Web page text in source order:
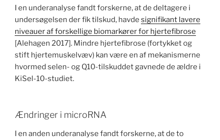
I en underanalyse fandt forskerne, at de deltagere i
undersøgelsen der fik tilskud, havde signifikant lavere
niveauer af forskellige biomarkører for hjertefibrose
[Alehagen 2017]. Mindre hjertefibrose (fortykket og
stift hjertemuskelvæv) kan være en af mekanismerne
hvormed selen- og Q10-tilskuddet gavnede de ældre i
KiSel-10-studiet.
Ændringer i microRNA
I en anden underanalyse fandt forskerne, at de to